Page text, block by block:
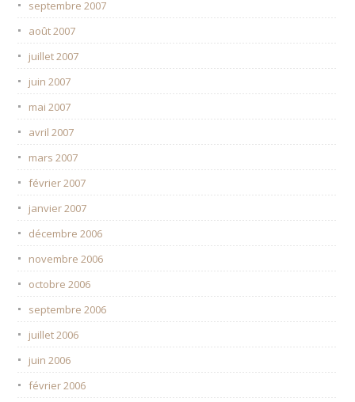
septembre 2007
août 2007
juillet 2007
juin 2007
mai 2007
avril 2007
mars 2007
février 2007
janvier 2007
décembre 2006
novembre 2006
octobre 2006
septembre 2006
juillet 2006
juin 2006
février 2006